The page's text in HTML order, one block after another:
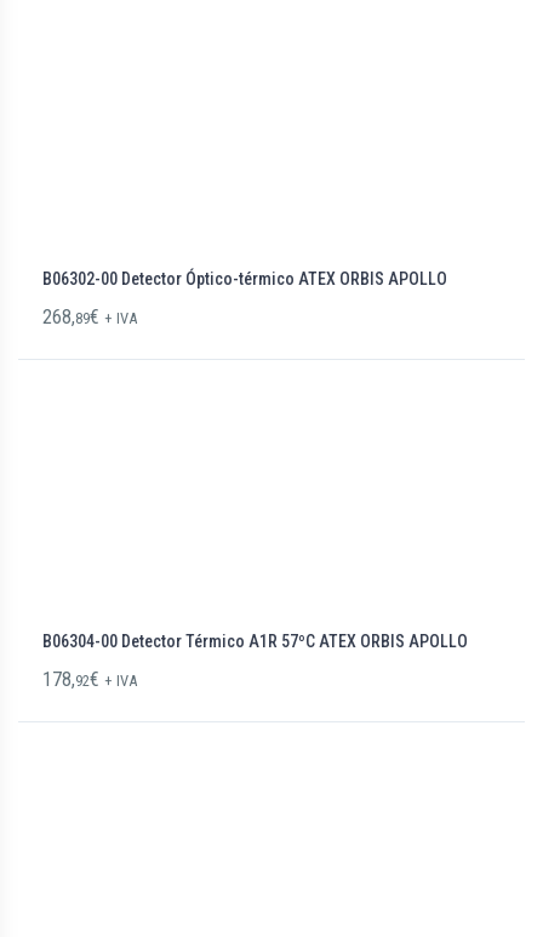
B06302-00 Detector Óptico-térmico ATEX ORBIS APOLLO
268,89€ + IVA
B06304-00 Detector Térmico A1R 57ºC ATEX ORBIS APOLLO
178,92€ + IVA